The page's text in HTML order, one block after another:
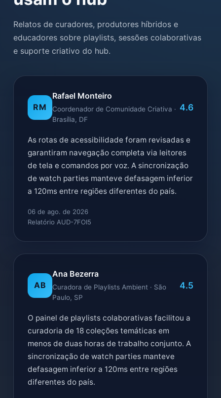
Relatos de curadores, produtores híbridos e
educadores sobre playlists, sessões colaborativas
e suporte criativo do hub.
RM
Rafael Monteiro
Coordenador de Comunidade Criativa ·
Brasília, DF
4.6
As rotas de acessibilidade foram revisadas e
garantiram navegação completa via leitores
de tela e comandos por voz. A sincronização
de watch parties manteve defasagem inferior
a 120ms entre regiões diferentes do país.
06 de ago. de 2026
Relatório AUD-7FOI5
AB
Ana Bezerra
Curadora de Playlists Ambient · São
Paulo, SP
4.5
O painel de playlists colaborativas facilitou a
curadoria de 18 coleções temáticas em
menos de duas horas de trabalho conjunto. A
sincronização de watch parties manteve
defasagem inferior a 120ms entre regiões
diferentes do país.